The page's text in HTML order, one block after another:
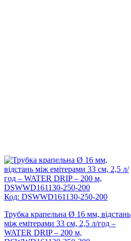
Код: DSWWD161130-250-200
Трубка крапельна Ø 16 мм, відстань
між емітерами 33 см, 2,5 л/год –
WATER DRIP – 200 м,